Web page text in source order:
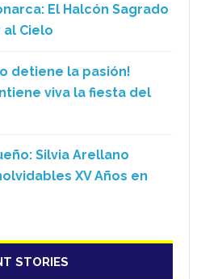
El Halcón Sagrado
al Cielo
detiene la pasión!
viva la fiesta del
Silvia Arellano
XV Años en
STORIES